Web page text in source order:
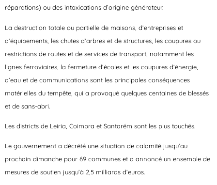
réparations) ou des intoxications d’origine générateur.
La destruction totale ou partielle de maisons, d’entreprises et
d’équipements, les chutes d’arbres et de structures, les coupures ou
restrictions de routes et de services de transport, notamment les
lignes ferroviaires, la fermeture d’écoles et les coupures d’énergie,
d’eau et de communications sont les principales conséquences
matérielles du tempête, qui a provoqué quelques centaines de blessés
et de sans-abri.
Les districts de Leiria, Coimbra et Santarém sont les plus touchés.
Le gouvernement a décrété une situation de calamité jusqu’au
prochain dimanche pour 69 communes et a annoncé un ensemble de
mesures de soutien jusqu’à 2,5 milliards d’euros.